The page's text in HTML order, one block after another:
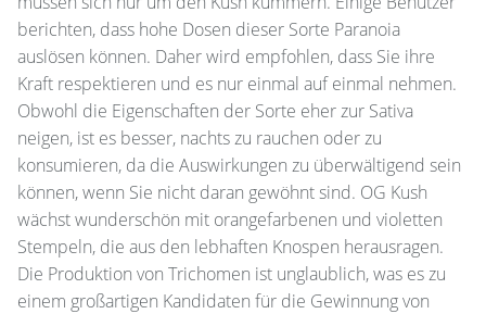
berichten, dass hohe Dosen dieser Sorte Paranoia
auslösen können. Daher wird empfohlen, dass Sie ihre
Kraft respektieren und es nur einmal auf einmal nehmen.
Obwohl die Eigenschaften der Sorte eher zur Sativa
neigen, ist es besser, nachts zu rauchen oder zu
konsumieren, da die Auswirkungen zu überwältigend sein
können, wenn Sie nicht daran gewöhnt sind. OG Kush
wächst wunderschön mit orangefarbenen und violetten
Stempeln, die aus den lebhaften Knospen herausragen.
Die Produktion von Trichomen ist unglaublich, was es zu
einem großartigen Kandidaten für die Gewinnung von